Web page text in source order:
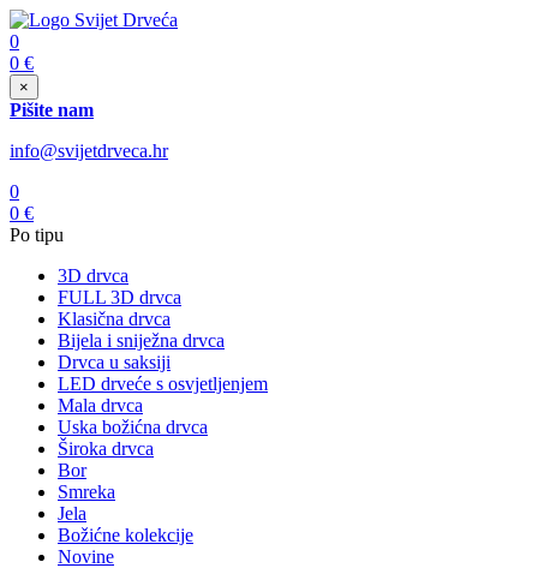
0
0 €
×
Pišite nam
info@svijetdrveca.hr
0
0 €
Po tipu
3D drvca
FULL 3D drvca
Klasična drvca
Bijela i sniježna drvca
Drvca u saksiji
LED drveće s osvjetljenjem
Mala drvca
Uska božićna drvca
Široka drvca
Bor
Smreka
Jela
Božićne kolekcije
Novine